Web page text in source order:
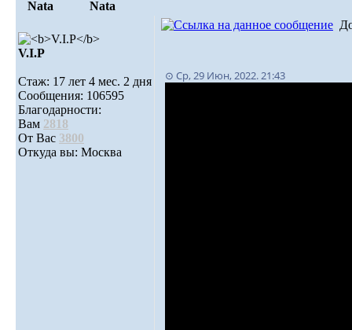
Nata Nata
V.I.Р
Стаж: 17 лет 4 мес. 2 дня
Сообщения: 106595
Благодарности:
Вам 2818
От Вас 3800
Откуда вы: Москва
⊙ Ср, 29 Июн, 2022. 21:43